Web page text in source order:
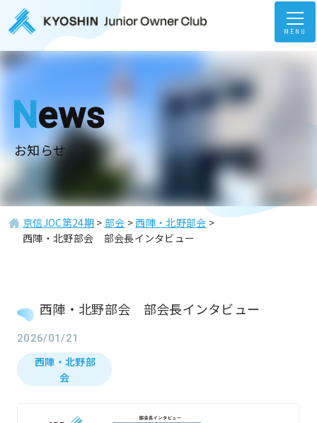
MENU
News
お知らせ
京信JOC第24期> 部会 > 西陣・北野部会 >
西陣・北野部会 部会長インタビュー
西陣・北野部会 部会長インタビュー
2026/01/21
西陣・北野部
会